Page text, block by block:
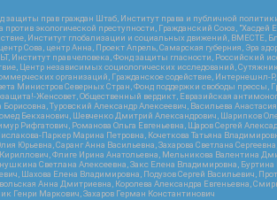
прав граждан Штаб, Институт права и публичной
экологической преступности, Гражданский Союз,
Институт глобализации и социальных движений, ВМЕСТЕ,
Сова, центр Анна, Проект Апрель, Самарская губерния, Эра
прав человека, Фонд защиты гласности, Российский
Центр независимых социологических исследований,
организаций, Гражданское содействие,
Министров Северных Стран, Фонд поддержки свободы
Женсовет, Общественный вердикт, Евразийская
Туровский Александр Алексеевич, Васильева
Бекханович, Шевченко Дмитрий Александрович, Шарипков
Рифгатович, Романова Ольга Евгеньевна, Щаров Сергей
Паркер Марина Петровна, Кочеткова Татьяна
Юрьевна, Саранг Анна Васильевна, Захарова Светлана
Флиге Ирина Анатольевна, Мельникова Валентина
Светлана Алексеевна, Закс Елена Владимировна,
Шахова Елена Владимировна, Подузов Сергей Васильевич,
Анна Дмитриевна, Королева Александра Евгеньевна,
Генри Маркович, Захаров Герман Константинович